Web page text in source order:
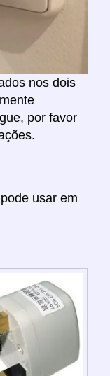
nos dois
por favor
usar em